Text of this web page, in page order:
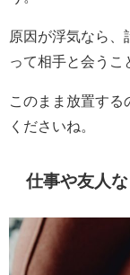
原因が浮気なら、
って相手と会うこ
このまま放置す
くださいね。
仕事や友人